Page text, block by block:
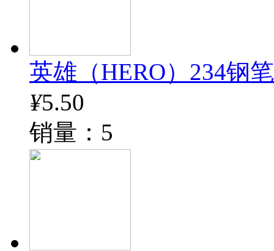
英雄（HERO）234钢
¥5.50
销量：5